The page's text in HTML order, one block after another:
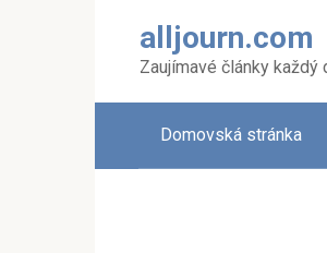
alljourn.com
Zaujímavé články každý
Domovská stránka